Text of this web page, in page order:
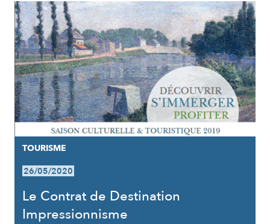
RÉSULTATS
TOURISME
26/05/2020
Le Contrat de Destination
Impressionnisme